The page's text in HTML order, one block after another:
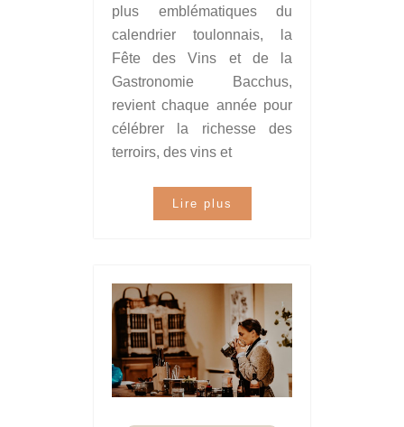
plus emblématiques du
calendrier toulonnais, la
Fête des Vins et de la
Gastronomie Bacchus,
revient chaque année pour
célébrer la richesse des
terroirs, des vins et
Lire plus